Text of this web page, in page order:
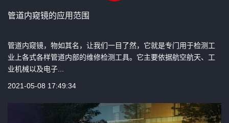
管道内窥镜的应用范围
管道内窥镜，物如其名，让我们一目了然，它就是专门用于检测工
业上各式各样管道内部的维修检测工具。它主要依据航空航天、工
业机械以及电子...
2021-05-08 17:49:34